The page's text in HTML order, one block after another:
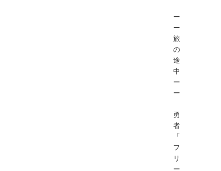
ー
ー
旅
の
途
中
ー
ー
勇
者
「
フ
リ
ー